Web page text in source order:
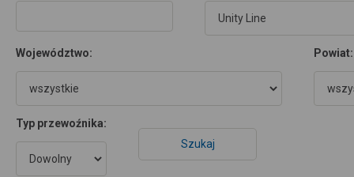
Województwo: Powiat:
Typ przewoźnika: